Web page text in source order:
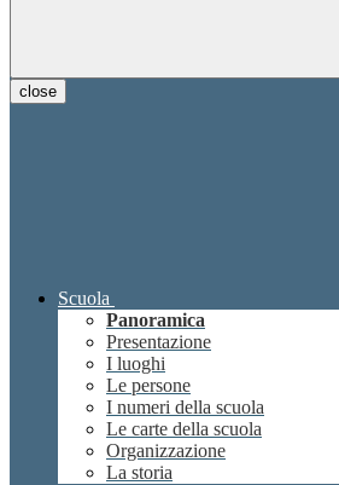
close
Scuola
Panoramica
Presentazione
I luoghi
Le persone
I numeri della scuola
Le carte della scuola
Organizzazione
La storia